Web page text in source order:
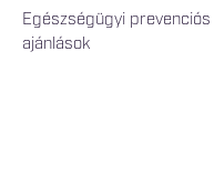
Egészségügyi prevenciós
ajánlások